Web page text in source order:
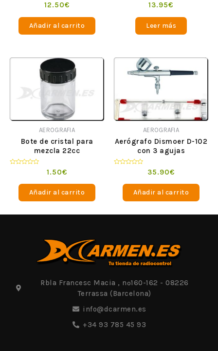
12.50€
Añadir al carrito
13.95€
Leer más
AEROGRAFIA
Bote de cristal para
mezcla 22cc
1.50€
Añadir al carrito
AEROGRAFIA
Aerógrafo Dismoer D-102
con 3 agujas
35.90€
Añadir al carrito
Rbla Francesc Macia , nº160-162 - 08226
Terrassa (Barcelona)
info@dcarmen.es
+34 93 785 45 93